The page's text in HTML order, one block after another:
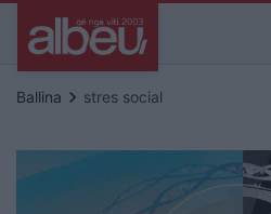
Ballina keyboard_arrow_right stres social